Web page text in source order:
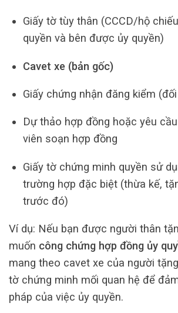
Giấy tờ tùy thân (CCCD/hộ
quyền và bên được ủy quyền)
Cavet xe (bản gốc)
Giấy chứng nhận đăng kiểm
Dự thảo hợp đồng hoặc yêu
viên soạn hợp đồng
Giấy tờ chứng minh quyền sử
trường hợp đặc biệt (thừa kế,
trước đó)
Ví dụ: Nếu bạn được người thân
muốn công chứng hợp đồng ủy
mang theo cavet xe của người
tờ chứng minh mối quan hệ để
pháp của việc ủy quyền.